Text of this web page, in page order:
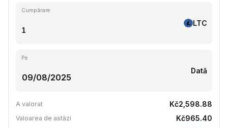
Cumpărare
LTC
Pe
Dată
A valorat Kč2,598.88
Valoarea de astăzi Kč965.40